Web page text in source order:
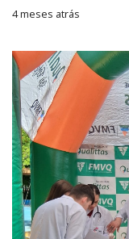
4 meses atrás